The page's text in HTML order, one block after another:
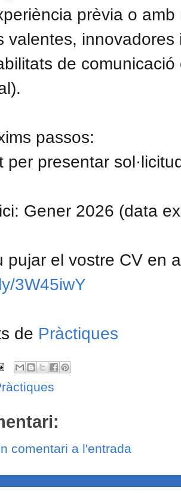
prèvia o
valentes,
de
passos:
per presentar
Gener 2026 (data
pujar el vostre CV en
3W45iwY
de Pràctiques
comentari a l'entrada